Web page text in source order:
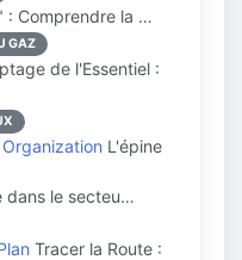
: Comprendre la …
GAZ
de l'Essentiel :
L'épine
dans le secteu…
Tracer la Route :